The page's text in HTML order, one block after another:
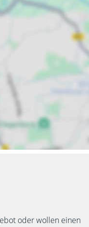
oder wollen einen